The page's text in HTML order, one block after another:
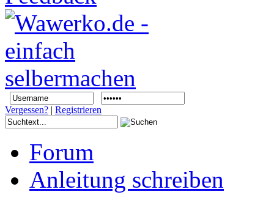
Vergessen? | Registrieren
Forum
Anleitung schreiben